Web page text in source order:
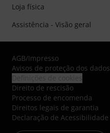
Loja física
Assistência - Visão geral
AGB/Impresso
Avisos de proteção dos dados
Direito de rescisão
Processo de encomenda
Direitos legais de garantia
Declaração de Acessibilidade